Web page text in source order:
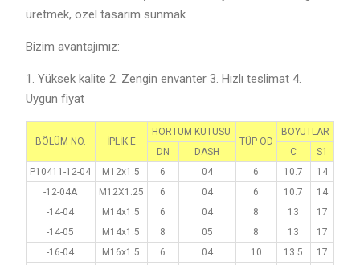
üretmek, özel tasarım sunmak
Bizim avantajımız:
1. Yüksek kalite 2. Zengin envanter 3. Hızlı teslimat 4.
Uygun fiyat
BÖLÜM NO. İPLİK E
HORTUM KUTUSU
TÜP OD
BOYUTLAR
DN
DASH C
S1
P10411-12-04
M12x1.5 6 04 6 10.7
14
-12-04A
M12X1.25 6 04 6 10.7
14
-14-04
M14x1.5 6 04 8 13
17
-14-05
M14x1.5 8 05 8 13
17
-16-04
M16x1.5 6 04 10 13.5
17